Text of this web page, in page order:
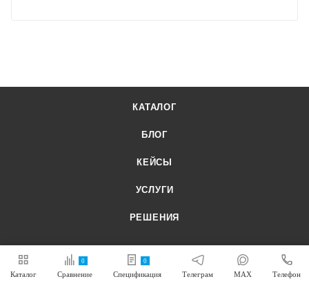
КАТАЛОГ
БЛОГ
КЕЙСЫ
УСЛУГИ
РЕШЕНИЯ
КОМПАНИЯ
Каталог
0
Сравнение
0
Спецификация Телеграм MAX Телефон